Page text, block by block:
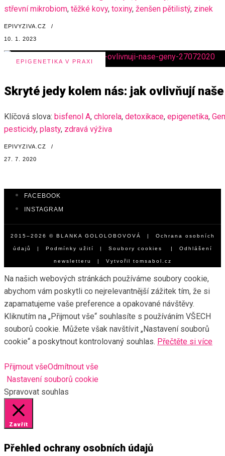
střevní mikrobiom, těžké kovy, toxiny, ženšen pětilistý, zinek
EPIVYZIVA.CZ /
10. 1. 2023
EPIGENETIKA V PRAXI
Skryté jedy kolem nás: jak ovlivňují
Klíčová slova: bisfenol A, chlorela, detoxikace, epigenetika,
pesticidy, plasty, zdravá výživa
EPIVYZIVA.CZ /
27. 7. 2020
FACEBOOK
INSTAGRAM
2015–2026 © BLANKA GOLOLOBOVOVÁ | Ochrana osobních
údajů | Podmínky užití | Soubory cookies | Odhlášení
newsletteru | Vytvořil tomsabol.cz
Na našich webových stránkách používáme soubory cookie,
abychom vám poskytli co nejrelevantnější zážitek tím, že si
zapamatujeme vaše preference a opakované návštěvy.
Kliknutím na „Přijmout vše“ souhlasíte s používáním VŠECH
souborů cookie. Můžete však navštívit „Nastavení souborů
cookie“ a poskytnout kontrolovaný souhlas. Přečtěte si více
Přijmout všeOdmítnout vše
Nastavení souborů cookie
Spravovat souhlas
Zavřít
Přehled ochrany osobních údajů